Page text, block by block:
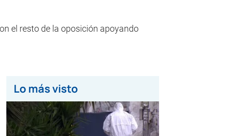
el resto de la oposición apoyando
Lo más visto